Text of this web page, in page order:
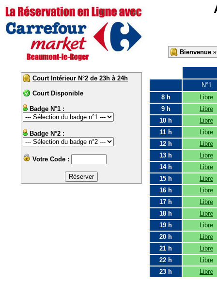
Bienvenue
Court Intérieur N°2 de 23h à 24h
Court Disponible
Badge N°1 :
Badge N°2 :
Votre Code :
N°1
8 h
Libre
9 h
Libre
10 h
Libre
11 h
Libre
12 h
Libre
13 h
Libre
14 h
Libre
15 h
Libre
16 h
Libre
17 h
Libre
18 h
Libre
19 h
Libre
20 h
Libre
21 h
Libre
22 h
Libre
23 h
Libre